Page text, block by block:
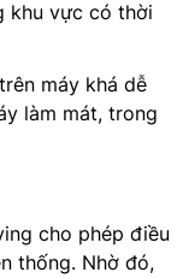
khu vực có thời
máy khá dễ
làm mát, trong
cho phép điều
thống. Nhờ đó,